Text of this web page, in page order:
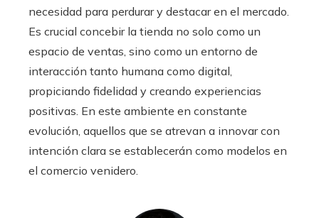
necesidad para perdurar y destacar en el mercado.
Es crucial concebir la tienda no solo como un
espacio de ventas, sino como un entorno de
interacción tanto humana como digital,
propiciando fidelidad y creando experiencias
positivas. En este ambiente en constante
evolución, aquellos que se atrevan a innovar con
intención clara se establecerán como modelos en
el comercio venidero.